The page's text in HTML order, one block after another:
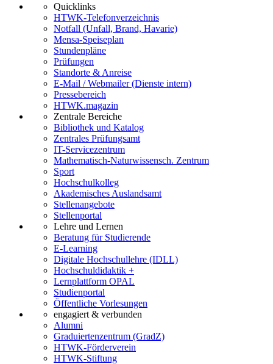
Quicklinks
HTWK-Telefonverzeichnis
Notfall (Unfall, Brand, Havarie)
Mensa-Speiseplan
Stundenpläne
Prüfungen
Standorte & Anreise
E-Mail / Webmailer (Dienste intern)
Pressebereich
HTWK.magazin
Zentrale Bereiche
Bibliothek und Katalog
Zentrales Prüfungsamt
IT-Servicezentrum
Mathematisch-Naturwissensch. Zentrum
Sport
Hochschulkolleg
Akademisches Auslandsamt
Stellenangebote
Stellenportal
Lehre und Lernen
Beratung für Studierende
E-Learning
Digitale Hochschullehre (IDLL)
Hochschuldidaktik +
Lernplattform OPAL
Studienportal
Öffentliche Vorlesungen
engagiert & verbunden
Alumni
Graduiertenzentrum (GradZ)
HTWK-Förderverein
HTWK-Stiftung